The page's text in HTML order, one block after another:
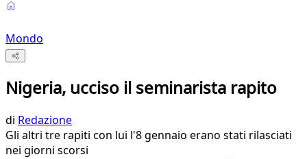
Mondo
Nigeria, ucciso il seminarista rapito
di Redazione
Gli altri tre rapiti con lui l'8 gennaio erano stati rilasciati
nei giorni scorsi